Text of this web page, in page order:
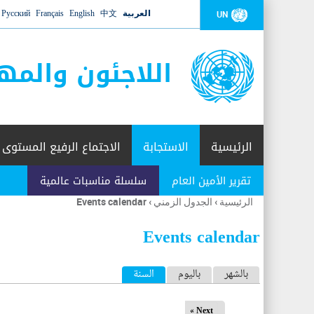
UN العربية 中文
English
Français
Русский
اللاجئون
الرئيسية الاستجابة
تقرير الأمين العام سلسلة مناسبات عالمية
الاجتماع الرفيع المستوى
أنت
هنا
الرئيسية › الجدول الزمني ›
Events calendar
Events calendar
ا بالشهر باليوم السنة (علامة التبويب النشطة)